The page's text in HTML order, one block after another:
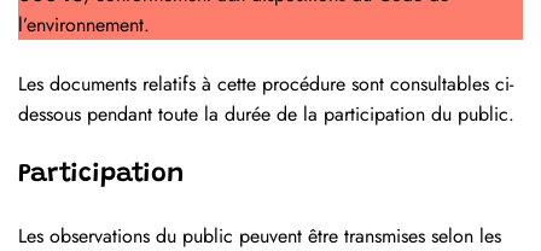
l’environnement.
Les documents relatifs à cette procédure sont consultables ci-
dessous pendant toute la durée de la participation du public.
Participation
Les observations du public peuvent être transmises selon les